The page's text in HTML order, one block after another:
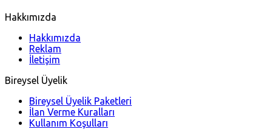
Hakkımızda
Hakkımızda
Reklam
İletişim
Bireysel Üyelik
Bireysel Üyelik Paketleri
İlan Verme Kuralları
Kullanım Koşulları